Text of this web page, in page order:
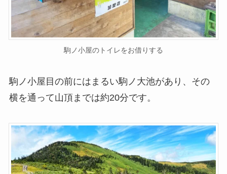
駒ノ小屋のトイレをお借りする
駒ノ小屋目の前にはまるい駒ノ大池があり、その
横を通って山頂までは約20分です。